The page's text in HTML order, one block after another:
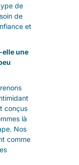
de
de
et
elle une
conçus
là
Nos
comme